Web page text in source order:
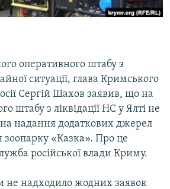
КРИМУ
оперативного штабу з
ситуації, глава Кримського
Сергій Шахов заявив, що на
штабу з ліквідації НС у Ялті не
надання додаткових джерел
зоопарку «Казка». Про це
російської влади Криму.
не надходило жодних заявок